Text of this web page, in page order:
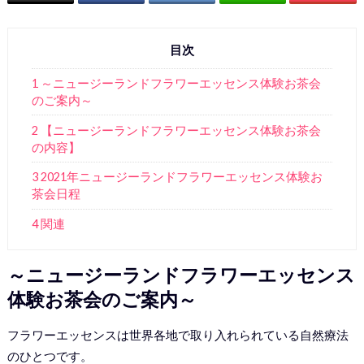
目次
1 ～ニュージーランドフラワーエッセンス体験お茶会
のご案内～
2 【ニュージーランドフラワーエッセンス体験お茶会
の内容】
3 2021年ニュージーランドフラワーエッセンス体験お
茶会日程
4 関連
～ニュージーランドフラワーエッセンス
体験お茶会のご案内～
フラワーエッセンスは世界各地で取り入れられている自然療法
のひとつです。